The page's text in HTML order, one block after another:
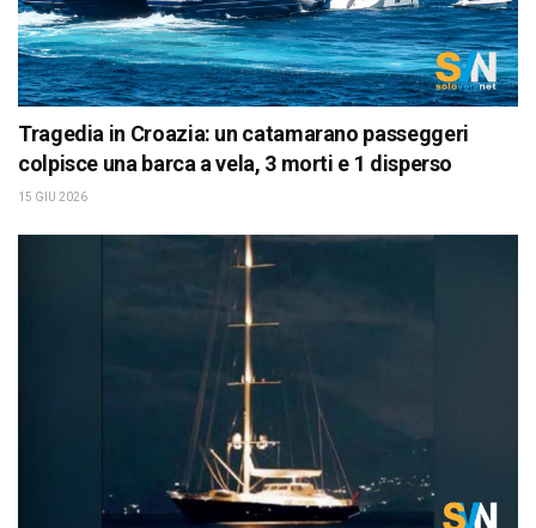
Tragedia in Croazia: un catamarano passeggeri
colpisce una barca a vela, 3 morti e 1 disperso
15 GIU 2026